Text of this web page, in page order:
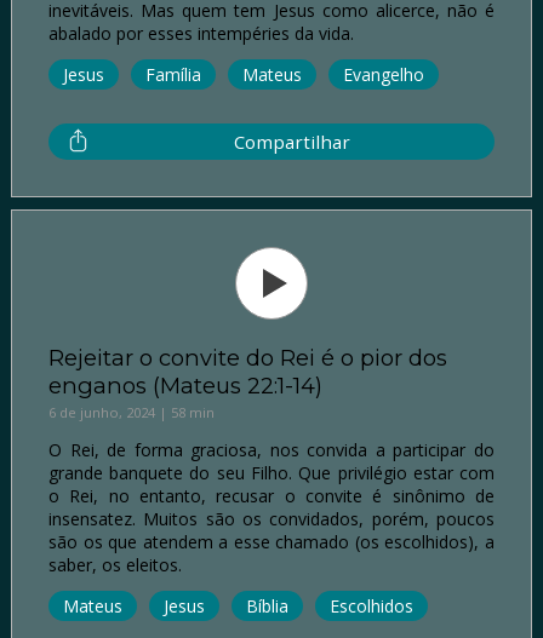
inevitáveis. Mas quem tem Jesus como alicerce, não é
abalado por esses intempéries da vida.
Jesus
Família Mateus Evangelho
Compartilhar
Rejeitar o convite do Rei é o pior dos
enganos (Mateus 22:1-14)
6 de junho, 2024 | 58 min
O Rei, de forma graciosa, nos convida a participar do
grande banquete do seu Filho. Que privilégio estar com
o Rei, no entanto, recusar o convite é sinônimo de
insensatez. Muitos são os convidados, porém, poucos
são os que atendem a esse chamado (os escolhidos), a
saber, os eleitos.
Mateus
Jesus Bíblia Escolhidos